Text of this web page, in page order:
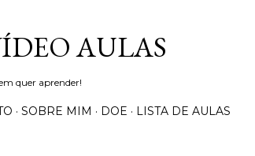
AULAS
quer aprender!
SOBRE MIM DOE LISTA DE AULAS